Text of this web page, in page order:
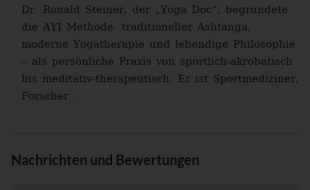
Dr. Ronald Steiner, der „Yoga Doc“, begründete
die AYI Methode: traditioneller Ashtanga,
moderne Yogatherapie und lebendige Philosophie
– als persönliche Praxis von sportlich-akrobatisch
bis meditativ-therapeutisch. Er ist Sportmediziner,
Forscher...
Nachrichten und Bewertungen